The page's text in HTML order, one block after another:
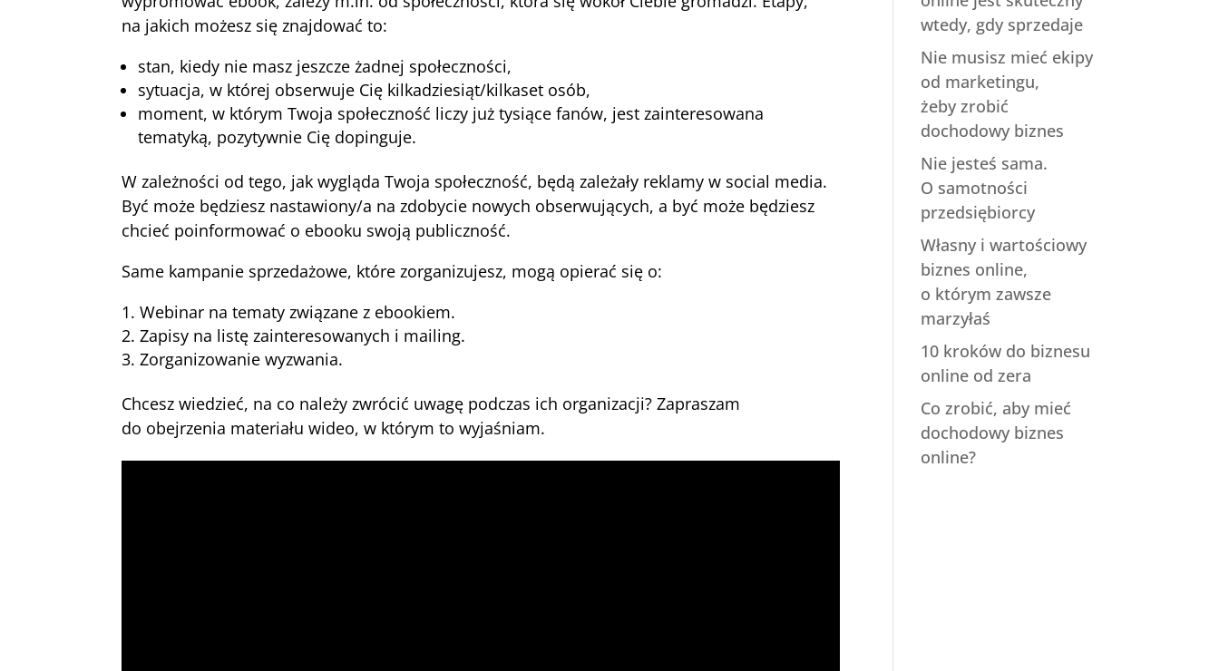
na jakich możesz się znajdować to:
stan, kiedy nie masz jeszcze żadnej społeczności,
sytuacja, w której obserwuje Cię kilkadziesiąt/kilkaset osób,
moment, w którym Twoja społeczność liczy już tysiące fanów, jest zainteresowana
tematyką, pozytywnie Cię dopinguje.
W zależności od tego, jak wygląda Twoja społeczność, będą zależały reklamy w social media.
Być może będziesz nastawiony/a na zdobycie nowych obserwujących, a być może będziesz
chcieć poinformować o ebooku swoją publiczność.
Same kampanie sprzedażowe, które zorganizujesz, mogą opierać się o:
Webinar na tematy związane z ebookiem.
Zapisy na listę zainteresowanych i mailing.
Zorganizowanie wyzwania.
Chcesz wiedzieć, na co należy zwrócić uwagę podczas ich organizacji? Zapraszam
do obejrzenia materiału wideo, w którym to wyjaśniam.
wtedy, gdy sprzedaje
Nie musisz mieć ekipy
od marketingu,
żeby zrobić
dochodowy biznes
Nie jesteś sama.
O samotności
przedsiębiorcy
Własny i wartościowy
biznes online,
o którym zawsze
marzyłaś
10 kroków do biznesu
online od zera
Co zrobić, aby mieć
dochodowy biznes
online?